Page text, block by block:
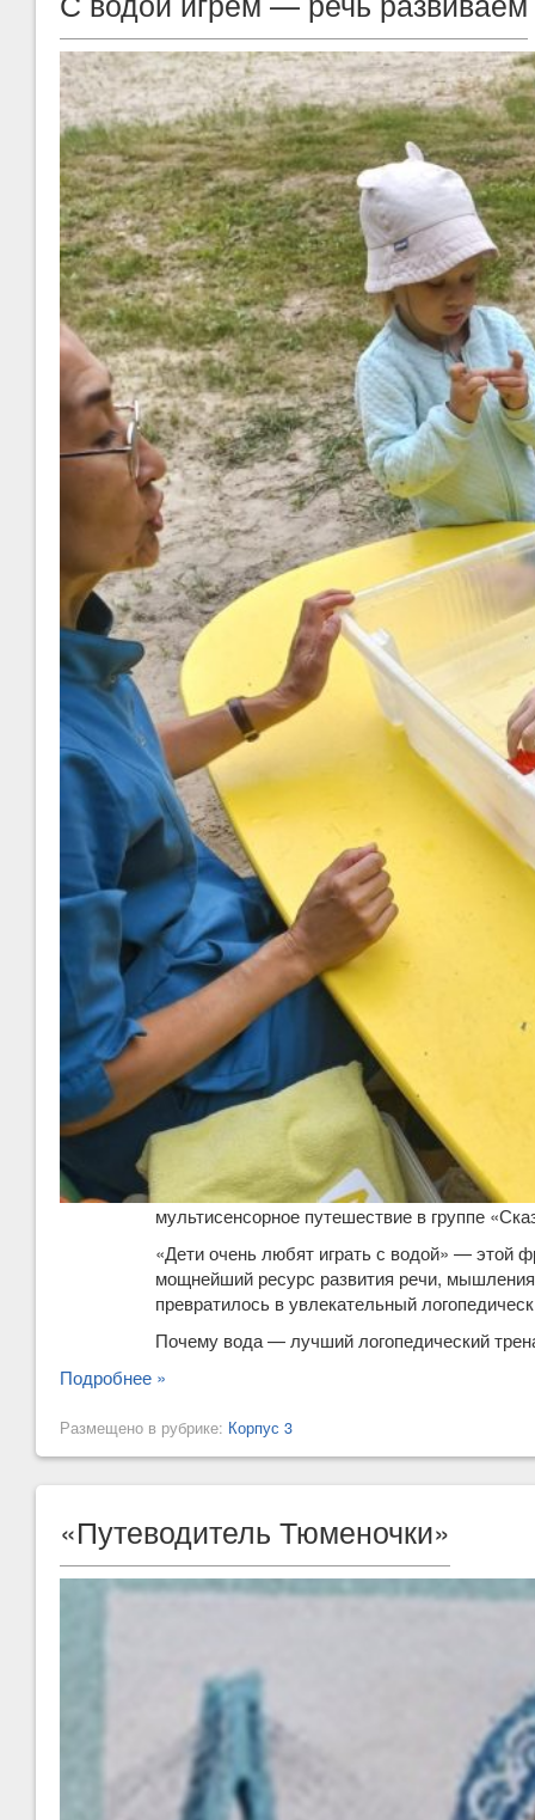
мультисенсорное путешествие в группе
«Дети очень любят играть с водой» — этой
мощнейший ресурс развития речи,
превратилось в увлекательный
Почему вода — лучший логопедический
Подробнее »
Размещено в рубрике: Корпус 3
«Путеводитель Тюменочки»